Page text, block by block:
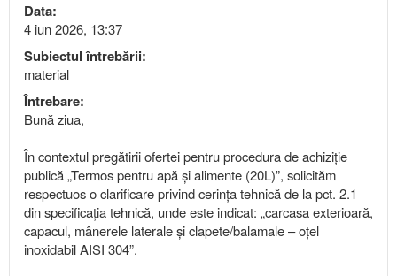
Data:
4 iun 2026, 13:37
Subiectul întrebării:
material
Întrebare:
Bună ziua,
În contextul pregătirii ofertei pentru procedura de achiziție
publică „Termos pentru apă și alimente (20L)”, solicităm
respectuos o clarificare privind cerința tehnică de la pct. 2.1
din specificația tehnică, unde este indicat: „carcasa exterioară,
capacul, mânerele laterale și clapete/balamale – oțel
inoxidabil AISI 304”.